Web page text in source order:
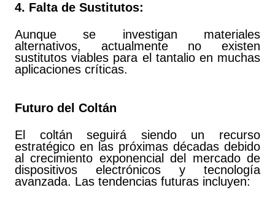
4. Falta de Sustitutos:
Aunque se investigan materiales
alternativos, actualmente no existen
sustitutos viables para el tantalio en muchas
aplicaciones críticas.
Futuro del Coltán
El coltán seguirá siendo un recurso
estratégico en las próximas décadas debido
al crecimiento exponencial del mercado de
dispositivos electrónicos y tecnología
avanzada. Las tendencias futuras incluyen: